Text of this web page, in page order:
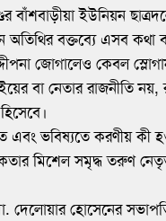
বাঁশবাড়ীয়া ইউনিয়ন
অতিথির বক্তব্যে এসব
জোগালেও কেবল
বা নেতার রাজনীতি নয়,
ভবিষ্যতে করণীয় কী
মিশেল সমৃদ্ধ তরুণ
দেলোয়ার হোসেনের